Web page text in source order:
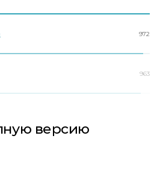
972
963
версию